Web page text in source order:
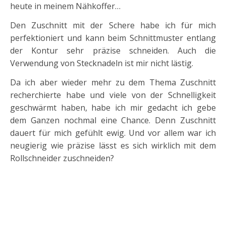
heute in meinem Nähkoffer…
Den Zuschnitt mit der Schere habe ich für mich
perfektioniert und kann beim Schnittmuster entlang
der Kontur sehr präzise schneiden. Auch die
Verwendung von Stecknadeln ist mir nicht lästig.
Da ich aber wieder mehr zu dem Thema Zuschnitt
recherchierte habe und viele von der Schnelligkeit
geschwärmt haben, habe ich mir gedacht ich gebe
dem Ganzen nochmal eine Chance. Denn Zuschnitt
dauert für mich gefühlt ewig. Und vor allem war ich
neugierig wie präzise lässt es sich wirklich mit dem
Rollschneider zuschneiden?